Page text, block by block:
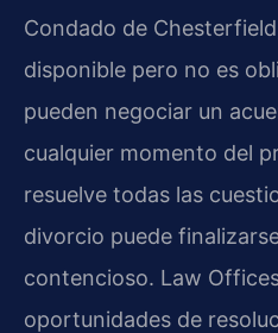
Condado de
disponible pero no es
pueden negociar un
cualquier momento del
resuelve todas las
divorcio puede
contencioso. Law
oportunidades de